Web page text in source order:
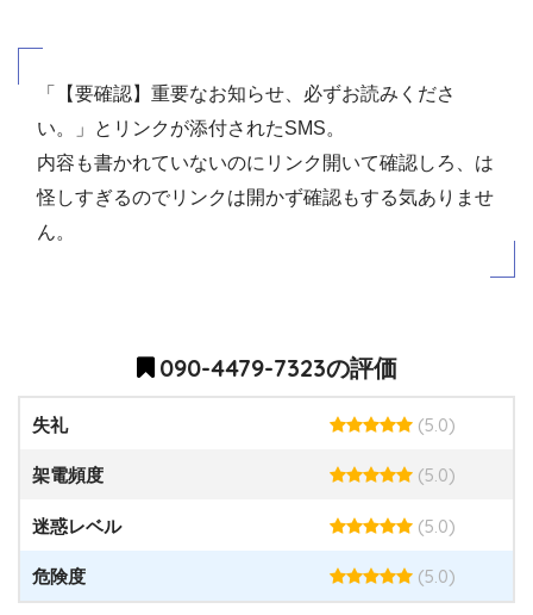
「【要確認】重要なお知らせ、必ずお読みくださ
い。」とリンクが添付されたSMS。
内容も書かれていないのにリンク開いて確認しろ、は
怪しすぎるのでリンクは開かず確認もする気ありませ
ん。
090-4479-7323の評価
失礼 (5.0)
架電頻度 (5.0)
迷惑レベル (5.0)
危険度 (5.0)